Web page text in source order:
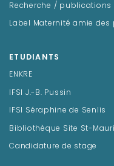
Recherche / publications
Label Maternité amie des
ETUDIANTS
ENKRE
IFSI J.-B. Pussin
IFSI Séraphine de Senlis
Bibliothèque Site St-
Candidature de stage